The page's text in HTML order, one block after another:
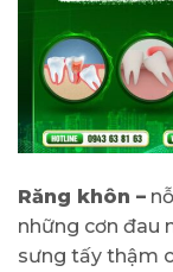
Răng khôn –
những cơn đau
sưng tấy thậm